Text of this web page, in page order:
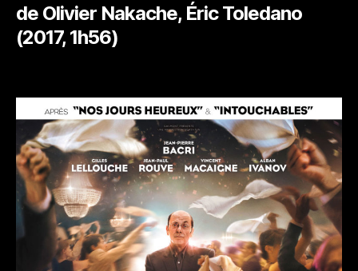
de Olivier Nakache, Éric Toledano
(2017, 1h56)